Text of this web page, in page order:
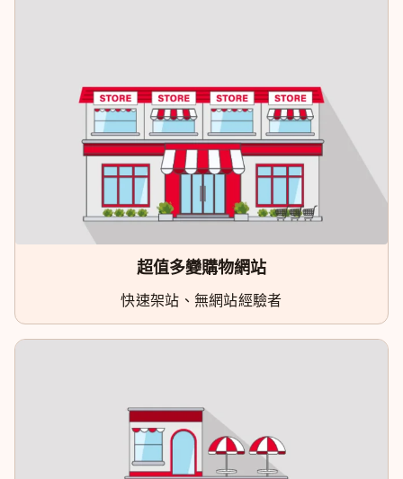
超值多變購物網站
快速架站、無網站經驗者